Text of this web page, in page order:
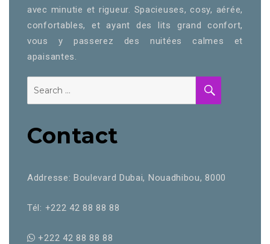
avec minutie et rigueur. Spacieuses, cosy, aérée,
confortables, et ayant des lits grand confort,
vous y passerez des nuitées calmes et
apaisantes.
Contact
Addresse: Boulevard Dubai, Nouadhibou, 8000
Tél: +222 42 88 88 88
+222 42 88 88 88